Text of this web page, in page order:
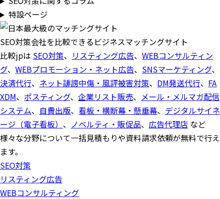
特設ページ
SEO対策会社を比較できるビジネスマッチングサイト
比較jpは SEO対策、 リスティング広告、 WEBコンサルティン
グ、 WEBプロモーション・ネット広告、 SNSマーケティング、
決済代行、 ネット誹謗中傷・風評被害対策、 DM発送代行、 FA
XDM、 ポスティング、 企業リスト販売、 メール・メルマガ配信
システム、 自費出版、 看板・横断幕・懸垂幕、 デジタルサイネ
ージ（電子看板） 、 ノベルティ・販促品、 広告代理店 など
様々な分野について一括見積もりや資料請求依頼が無料で行え
ます。
SEO対策
リスティング広告
WEBコンサルティング